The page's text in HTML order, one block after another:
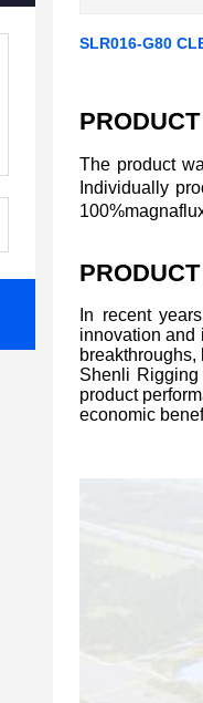
SLR016-G80
The product
Individually
In recent
innovation and
Shenli
product
economic